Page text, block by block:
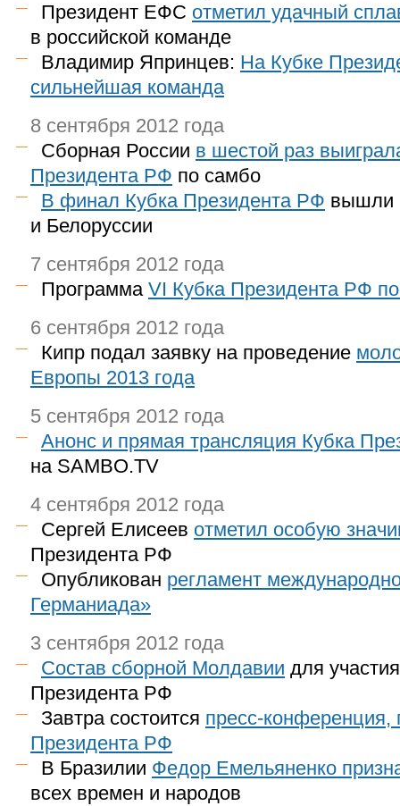
Президент ЕФС отметил удачный
в российской команде
Владимир Япринцев: На Кубке
сильнейшая команда
8 сентября 2012 года
Сборная России в шестой раз
Президента РФ по самбо
В финал Кубка Президента РФ вышли
и Белоруссии
7 сентября 2012 года
Программа VI Кубка Президента РФ
6 сентября 2012 года
Кипр подал заявку на проведение
Европы 2013 года
5 сентября 2012 года
Анонс и прямая трансляция Кубка
на SAMBO.TV
4 сентября 2012 года
Сергей Елисеев отметил особую
Президента РФ
Опубликован регламент
Германиада»
3 сентября 2012 года
Состав сборной Молдавии для
Президента РФ
Завтра состоится пресс-конференция,
Президента РФ
В Бразилии Федор Емельяненко
всех времен и народов